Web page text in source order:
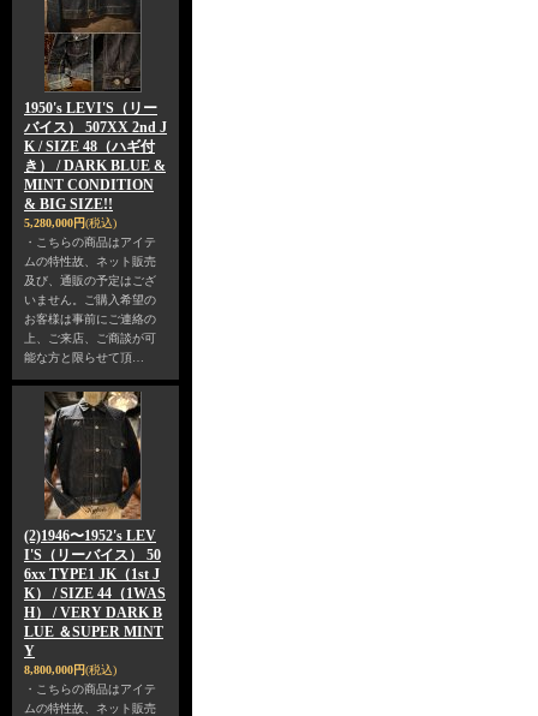
1950's LEVI'S（リー
バイス） 507XX 2nd J
K / SIZE 48（ハギ付
き） / DARK BLUE &
MINT CONDITION
& BIG SIZE!!
5,280,000円(税込)
・こちらの商品はアイテ
ムの特性故、ネット販売
及び、通販の予定はござ
いません。ご購入希望の
お客様は事前にご連絡の
上、ご来店、ご商談が可
能な方と限らせて頂…
(2)1946〜1952's LEV
I'S（リーバイス） 50
6xx TYPE1 JK（1st J
K） / SIZE 44（1WAS
H） / VERY DARK B
LUE ＆SUPER MINT
Y
8,800,000円(税込)
・こちらの商品はアイテ
ムの特性故、ネット販売